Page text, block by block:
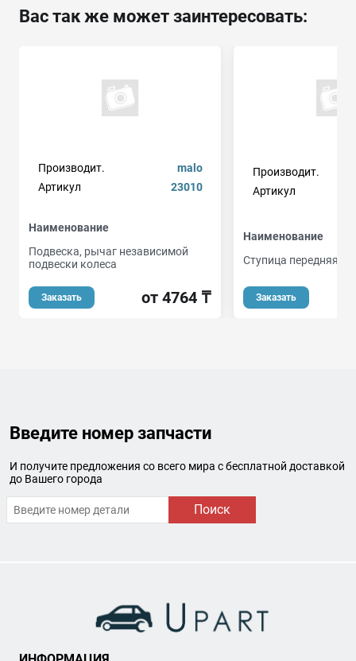
Вас так же может заинтересовать:
Производит.
malo
Артикул
23010
Наименование
Подвеска, рычаг независимой
подвески колеса
Заказать от 4764 ₸
Производит.
Артикул
Наименование
Ступица передняя
Заказать
Введите номер запчасти
И получите предложения со всего мира с бесплатной доставкой
до Вашего города
Поиск